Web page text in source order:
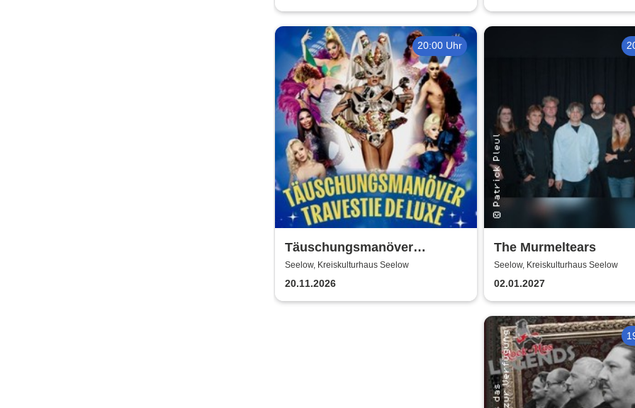
20:00 Uhr
Täuschungsmanöver
Travestie Show | Travestie de
Luxe
Seelow, Kreiskulturhaus Seelow
20.11.2026
The Murmeltears
Seelow, Kreiskulturhaus Seelow
02.01.2027